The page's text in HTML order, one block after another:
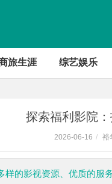
旅生涯 综艺娱乐
探索福利影院
2026-06-16 / 裕
样的影视资源、优质的服